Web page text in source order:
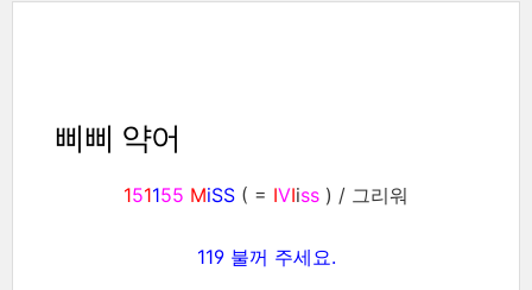
삐삐 약어
151155 MiSS ( = IVIiss ) / 그리워
119 불꺼 주세요.